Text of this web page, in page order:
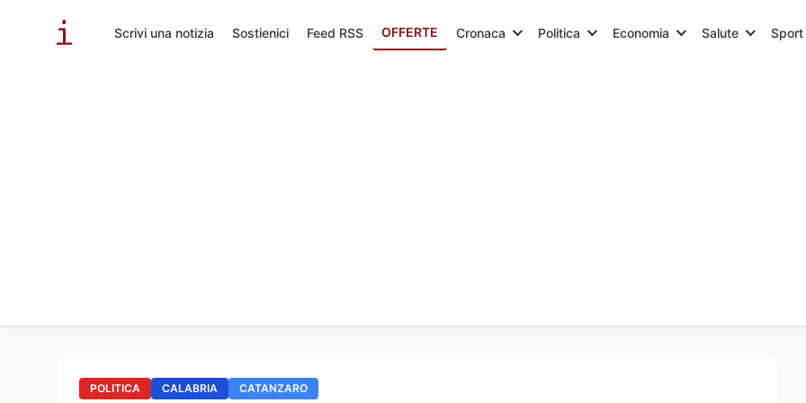
Scrivi una notizia Sostienici Feed RSS OFFERTE Cronaca Politica Economia Salute Sport
POLITICA CALABRIA CATANZARO